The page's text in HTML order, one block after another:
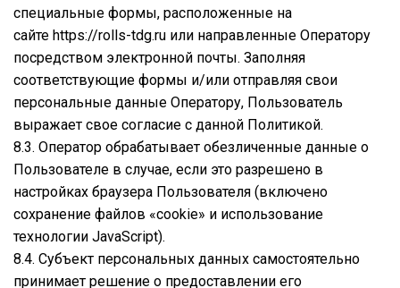
специальные формы, расположенные на
сайте https://rolls-tdg.ru или направленные Оператору
посредством электронной почты. Заполняя
соответствующие формы и/или отправляя свои
персональные данные Оператору, Пользователь
выражает свое согласие с данной Политикой.
8.3. Оператор обрабатывает обезличенные данные о
Пользователе в случае, если это разрешено в
настройках браузера Пользователя (включено
сохранение файлов «cookie» и использование
технологии JavaScript).
8.4. Субъект персональных данных самостоятельно
принимает решение о предоставлении его